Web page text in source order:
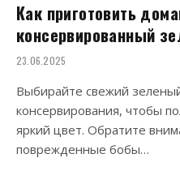
Как приготовить
консервированный
23.06.2025
Выбирайте свежий
консервирования, чтобы
яркий цвет. Обратите
поврежденные бобы…